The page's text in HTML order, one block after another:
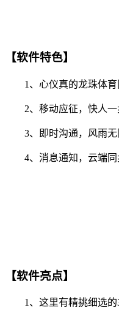
【软件特色】
1、心仪真的龙珠体育
2、移动应征，快人一
3、即时沟通，风雨无
4、消息通知，云端同
【软件亮点】
1、这里有精挑细选的